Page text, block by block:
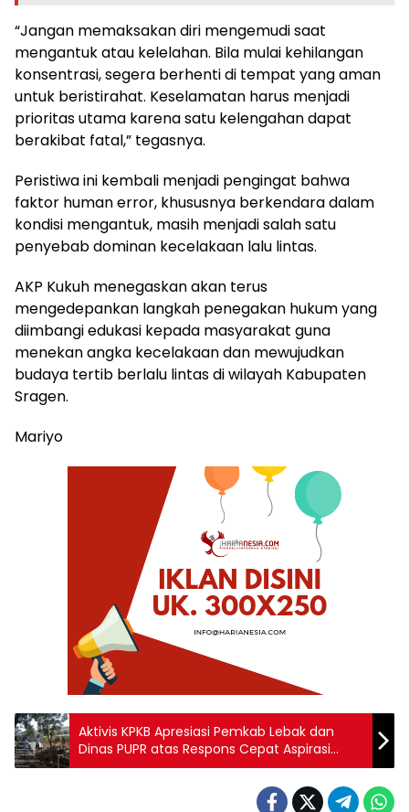
“Jangan memaksakan diri mengemudi saat
mengantuk atau kelelahan. Bila mulai kehilangan
konsentrasi, segera berhenti di tempat yang aman
untuk beristirahat. Keselamatan harus menjadi
prioritas utama karena satu kelengahan dapat
berakibat fatal,” tegasnya.
Peristiwa ini kembali menjadi pengingat bahwa
faktor human error, khususnya berkendara dalam
kondisi mengantuk, masih menjadi salah satu
penyebab dominan kecelakaan lalu lintas.
AKP Kukuh menegaskan akan terus
mengedepankan langkah penegakan hukum yang
diimbangi edukasi kepada masyarakat guna
menekan angka kecelakaan dan mewujudkan
budaya tertib berlalu lintas di wilayah Kabupaten
Sragen.
Mariyo
Aktivis KPKB Apresiasi Pemkab Lebak dan
Dinas PUPR atas Respons Cepat Aspirasi
Masyarakat